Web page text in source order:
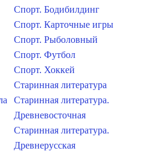
Спорт. Бодибилдинг
Спорт. Карточные игры
Спорт. Рыболовный
Спорт. Футбол
Спорт. Хоккей
Старинная литература
Старинная литература.
Древневосточная
Старинная литература.
Древнерусская